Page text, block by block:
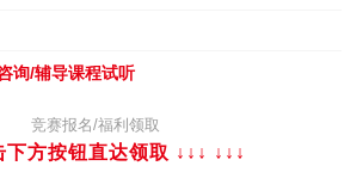
询/辅导课程试听
竞赛报名/福利领取
下方按钮直达领取 ↓↓↓ ↓↓↓